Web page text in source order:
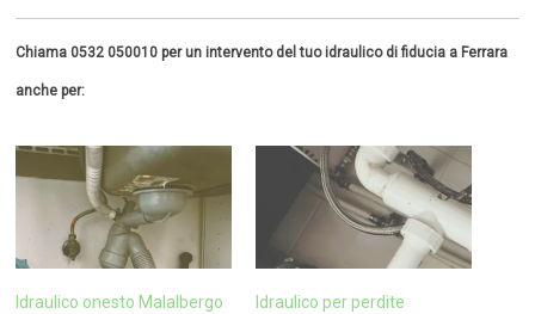
Chiama 0532 050010 per un intervento del tuo idraulico di fiducia a Ferrara
anche per:
Idraulico onesto Malalbergo
Idraulico per perdite